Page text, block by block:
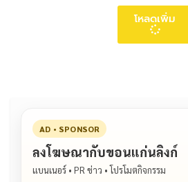
โหลดเพิ่ม
AD • SPONSOR
ลงโฆษณากับขอนแก่นลิงก์
แบนเนอร์ • PR ข่าว • โปรโมตกิจกรรม